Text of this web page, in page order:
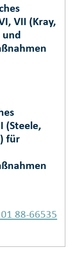
VII (Kray,
und
(Steele,
für
88-66535